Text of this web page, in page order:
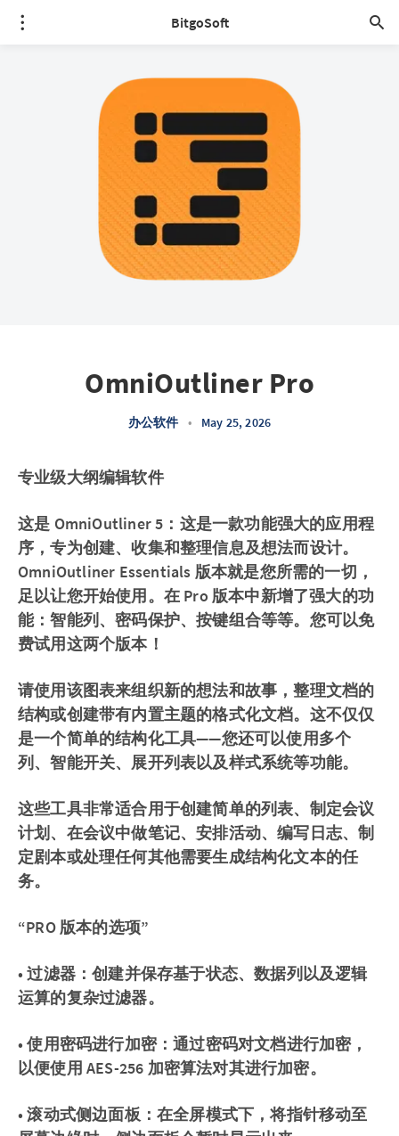
BitgoSoft
OmniOutliner Pro
办公软件 • May 25, 2026
专业级大纲编辑软件
这是 OmniOutliner 5：这是一款功能强大的应用程
序，专为创建、收集和整理信息及想法而设计。
OmniOutliner Essentials 版本就是您所需的一切，
足以让您开始使用。在 Pro 版本中新增了强大的功
能：智能列、密码保护、按键组合等等。您可以免
费试用这两个版本！
请使用该图表来组织新的想法和故事，整理文档的
结构或创建带有内置主题的格式化文档。这不仅仅
是一个简单的结构化工具——您还可以使用多个
列、智能开关、展开列表以及样式系统等功能。
这些工具非常适合用于创建简单的列表、制定会议
计划、在会议中做笔记、安排活动、编写日志、制
定剧本或处理任何其他需要生成结构化文本的任
务。
“PRO 版本的选项”
• 过滤器：创建并保存基于状态、数据列以及逻辑
运算的复杂过滤器。
• 使用密码进行加密：通过密码对文档进行加密，
以便使用 AES-256 加密算法对其进行加密。
• 滚动式侧边面板：在全屏模式下，将指针移动至